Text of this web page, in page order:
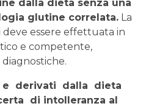
dalla dieta senza una
glutine correlata. La
deve essere effettuata in
e competente,
e derivati dalla dieta
di intolleranza al